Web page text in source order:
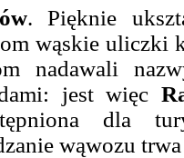
. Pięknie
wąskie uliczki
nadawali
jest więc
dla
wąwozu